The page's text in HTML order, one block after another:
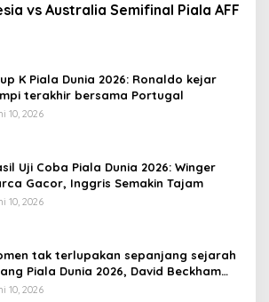
vs Australia Semifinal Piala AFF
K Piala Dunia 2026: Ronaldo kejar
terakhir bersama Portugal
10, 2026
Uji Coba Piala Dunia 2026: Winger
Gacor, Inggris Semakin Tajam
10, 2026
tak terlupakan sepanjang sejarah
Piala Dunia 2026, David Beckham
dapat kartu merah
10, 2026